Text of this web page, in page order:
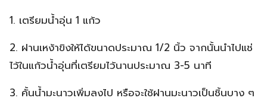
1. เตรียมน้ำอุ่น 1 แก้ว
2. ฝานเหง้าขิงให้ได้ขนาดประมาณ 1/2 นิ้ว จากนั้นนำไปแช่
ไว้ในแก้วน้ำอุ่นที่เตรียมไว้นานประมาณ 3-5 นาที
3. คั้นน้ำมะนาวเพิ่มลงไป หรือจะใช้ฝานมะนาวเป็นชิ้นบาง ๆ